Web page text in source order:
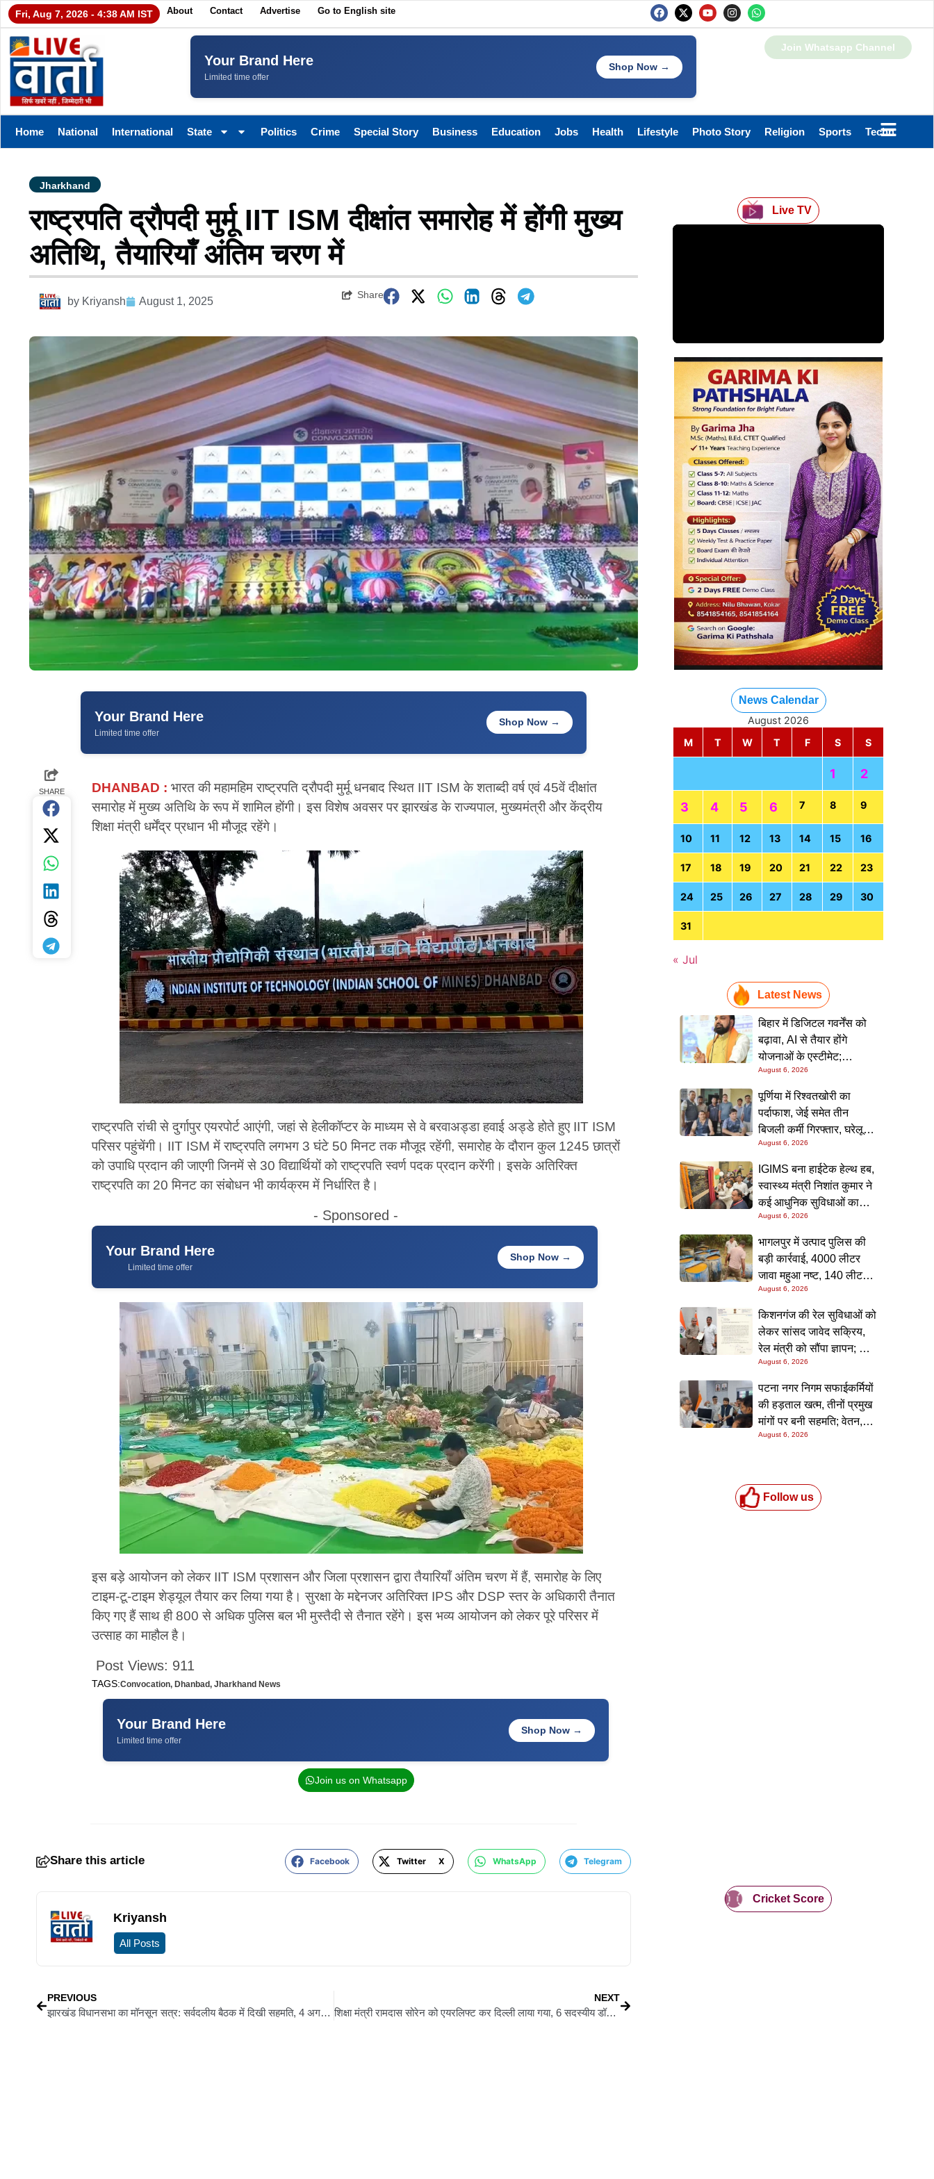
Fri, Aug 7, 2026 - 4:38 AM IST About Contact Advertise Go to English site
Your Brand Here
Limited time offer
Shop Now →
Join Whatsapp Channel
Home National International State Politics Crime Special Story Business Education Jobs Health Lifestyle Photo Story Religion Sports Technology
Jharkhand
राष्ट्रपति द्रौपदी मुर्मू IIT ISM दीक्षांत समारोह में होंगी मुख्य
अतिथि, तैयारियाँ अंतिम चरण में
by Kriyansh August 1, 2025
Share
Your Brand Here
Limited time offer
Shop Now →
SHARE DHANBAD : भारत की महामहिम राष्ट्रपति द्रौपदी मुर्मू धनबाद स्थित IIT ISM के शताब्दी वर्ष एवं 45वें दीक्षांत
समारोह में मुख्य अतिथि के रूप में शामिल होंगी। इस विशेष अवसर पर झारखंड के राज्यपाल, मुख्यमंत्री और केंद्रीय
शिक्षा मंत्री धर्मेंद्र प्रधान भी मौजूद रहेंगे।
राष्ट्रपति रांची से दुर्गापुर एयरपोर्ट आएंगी, जहां से हेलीकॉप्टर के माध्यम से वे बरवाअड्डा हवाई अड्डे होते हुए IIT ISM
परिसर पहुंचेंगी। IIT ISM में राष्ट्रपति लगभग 3 घंटे 50 मिनट तक मौजूद रहेंगी, समारोह के दौरान कुल 1245 छात्रों
को उपाधि प्रदान की जाएगी जिनमें से 30 विद्यार्थियों को राष्ट्रपति स्वर्ण पदक प्रदान करेंगी। इसके अतिरिक्त
राष्ट्रपति का 20 मिनट का संबोधन भी कार्यक्रम में निर्धारित है।
- Sponsored -
Your Brand Here
Limited time offer
Shop Now →
इस बड़े आयोजन को लेकर IIT ISM प्रशासन और जिला प्रशासन द्वारा तैयारियाँ अंतिम चरण में हैं, समारोह के लिए
टाइम-टू-टाइम शेड्यूल तैयार कर लिया गया है। सुरक्षा के मद्देनजर अतिरिक्त IPS और DSP स्तर के अधिकारी तैनात
किए गए हैं साथ ही 800 से अधिक पुलिस बल भी मुस्तैदी से तैनात रहेंगे। इस भव्य आयोजन को लेकर पूरे परिसर में
उत्साह का माहौल है।
Post Views: 911
TAGS:Convocation, Dhanbad, Jharkhand News
Your Brand Here
Limited time offer
Shop Now →
Join us on Whatsapp
Share this article Facebook Twitter X WhatsApp Telegram
Kriyansh
All Posts
PREVIOUS
झारखंड विधानसभा का मॉनसून सत्र: सर्वदलीय बैठक में दिखी सहमति, 4 अगस्त को पेश होगा पूरक बजट
NEXT
शिक्षा मंत्री रामदास सोरेन को एयरलिफ्ट कर दिल्ली लाया गया, 6 सदस्यीय डॉक्टरों की टीम निगरानी में
Live TV
News Calendar
August 2026
M
T W T F S S
1 2
3 4 5 6 7 8 9
10 11 12 13 14 15 16
17 18 19 20 21 22 23
24 25 26 27 28 29 30
31
« Jul
Latest News
बिहार में डिजिटल गवर्नेंस को
बढ़ावा, AI से तैयार होंगे
योजनाओं के एस्टीमेट;
मुख्यमंत्री ने परियोजना
निगरानी पोर्टल किया लॉन्च
August 6, 2026
पूर्णिया में रिश्वतखोरी का
पर्दाफाश, जेई समेत तीन
बिजली कर्मी गिरफ्तार, घरेलू
कनेक्शन के नाम पर मांगे जा रहे
थे 15 हजार रुपये, निगरानी
टीम ने रंगे हाथ पकड़ा
August 6, 2026
IGIMS बना हाईटेक हेल्थ हब,
स्वास्थ्य मंत्री निशांत कुमार ने
कई आधुनिक सुविधाओं का
किया उद्घाटन; गंभीर मरीजों
के इलाज में आएगा बड़ा सुधार
August 6, 2026
भागलपुर में उत्पाद पुलिस की
बड़ी कार्रवाई, 4000 लीटर
जावा महुआ नष्ट, 140 लीटर
चुलाई शराब बरामद; आरोपी
फरार
August 6, 2026
किशनगंज की रेल सुविधाओं को
लेकर सांसद जावेद सक्रिय,
रेल मंत्री को सौंपा ज्ञापन; दो
आरओबी समेत कई मांगें उठाईं
August 6, 2026
पटना नगर निगम सफाईकर्मियों
की हड़ताल खत्म, तीनों प्रमुख
मांगों पर बनी सहमति; वेतन,
छुट्टी और बोनस पर मिला
August 6, 2026
Follow us
Cricket Score